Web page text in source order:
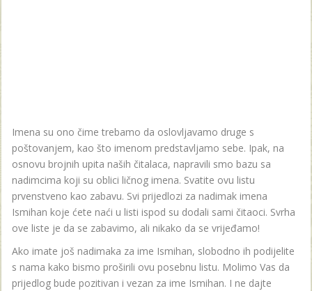
Imena su ono čime trebamo da oslovljavamo druge s
poštovanjem, kao što imenom predstavljamo sebe. Ipak, na
osnovu brojnih upita naših čitalaca, napravili smo bazu sa
nadimcima koji su oblici ličnog imena. Svatite ovu listu
prvenstveno kao zabavu. Svi prijedlozi za nadimak imena
Ismihan koje ćete naći u listi ispod su dodali sami čitaoci. Svrha
ove liste je da se zabavimo, ali nikako da se vrijeđamo!
Ako imate još nadimaka za ime Ismihan, slobodno ih podijelite
s nama kako bismo proširili ovu posebnu listu. Molimo Vas da
prijedlog bude pozitivan i vezan za ime Ismihan. I ne dajte